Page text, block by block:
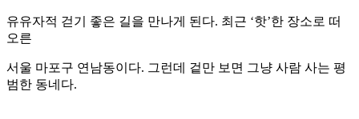
유유자적 걷기 좋은 길을 만나게 된다. 최근 ‘핫’한 장소로 떠
오른
서울 마포구 연남동이다. 그런데 겉만 보면 그냥 사람 사는 평
범한 동네다.